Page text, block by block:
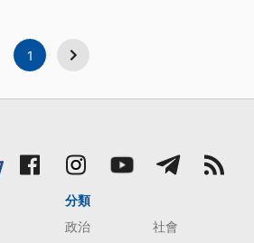
1
分類
政治
社會